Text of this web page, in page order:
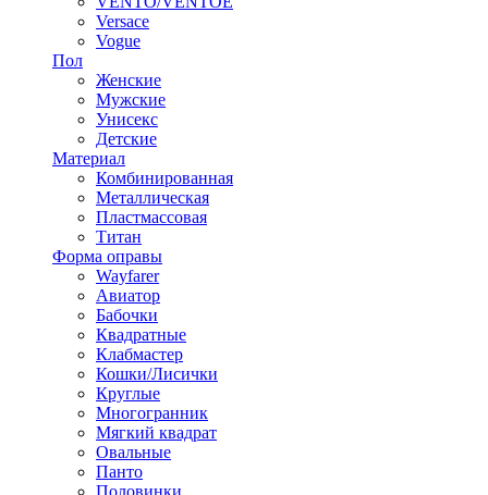
Versace
Vogue
Пол
Женские
Мужские
Унисекс
Детские
Материал
Комбинированная
Металлическая
Пластмассовая
Титан
Форма оправы
Wayfarer
Авиатор
Бабочки
Квадратные
Клабмастер
Кошки/Лисички
Круглые
Многогранник
Мягкий квадрат
Овальные
Панто
Половинки